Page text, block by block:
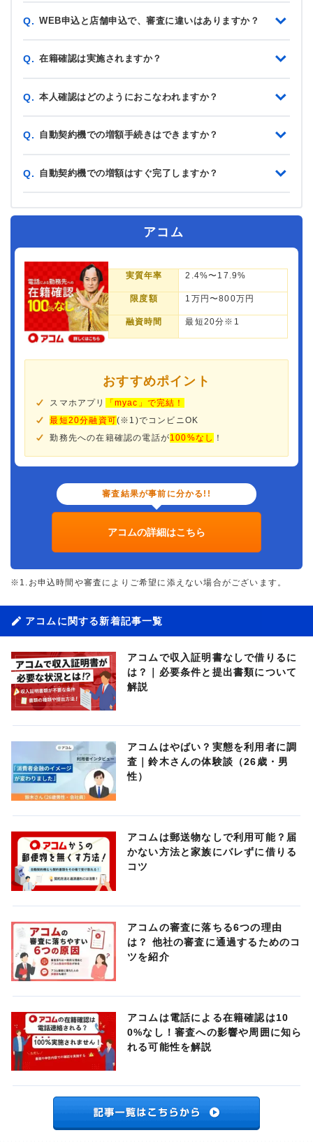
Q. WEB申込と店舗申込で、審査に違いはありますか？
Q. 在籍確認は実施されますか？
Q. 本人確認はどのようにおこなわれますか？
Q. 自動契約機での増額手続きはできますか？
Q. 自動契約機での増額はすぐ完了しますか？
アコム
実質年率 2.4%〜17.9%
限度額 1万円〜800万円
融資時間 最短20分※1
おすすめポイント
スマホアプリ
「myac」で完結！
最短20分融資可(※1)でコンビニOK
勤務先への在籍確認の電話が100%なし ！
審査結果が事前に分かる!!
アコムの詳細はこちら
※1.お申込時間や審査によりご希望に添えない場合がございます。
アコムに関する新着記事一覧
アコムで収入証明書なしで借りるに
は？｜必要条件と提出書類について
解説
アコムはやばい？実態を利用者に調
査｜鈴木さんの体験談（26歳・男
性）
アコムは郵送物なしで利用可能？届
かない方法と家族にバレずに借りる
コツ
アコムの審査に落ちる6つの理由
は？ 他社の審査に通過するためのコ
ツを紹介
アコムは電話による在籍確認は10
0%なし！審査への影響や周囲に知ら
れる可能性を解説